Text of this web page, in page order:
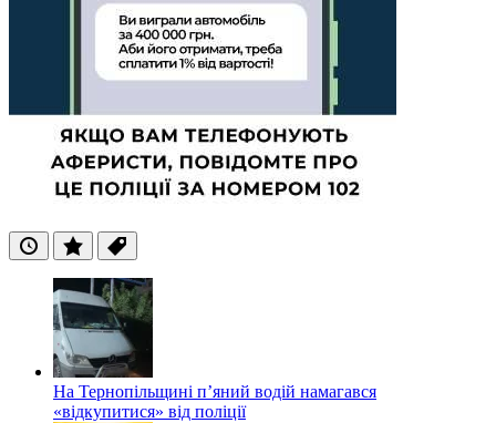
ОстанніПопулярні
Теги
На Тернопільщині п’яний водій намагався
«відкупитися» від поліції